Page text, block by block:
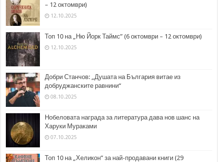
– 12 октомври)
12.10.2025
Топ 10 на „Ню Йорк Таймс” (6 октомври – 12 октомври)
12.10.2025
Добри Станчов: „Душата на България витае из
добруджанските равнини“
08.10.2025
Нобеловата награда за литература дава нов шанс на
Харуки Мураками
07.10.2025
Топ 10 на „Хеликон” за най-продавани книги (29